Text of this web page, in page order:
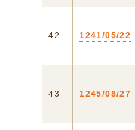
42 1241/05/22
43 1245/08/27